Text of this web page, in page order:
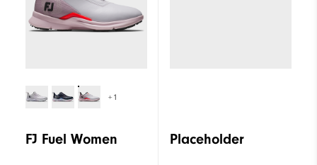
+1
FJ Fuel Women Placeholder